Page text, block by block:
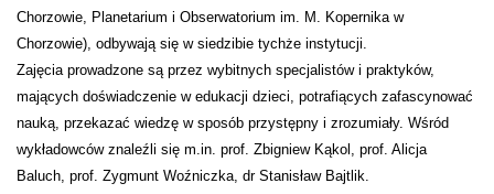
Chorzowie, Planetarium i Obserwatorium im. M. Kopernika w
Chorzowie), odbywają się w siedzibie tychże instytucji.
Zajęcia prowadzone są przez wybitnych specjalistów i praktyków,
mających doświadczenie w edukacji dzieci, potrafiących zafascynować
nauką, przekazać wiedzę w sposób przystępny i zrozumiały. Wśród
wykładowców znaleźli się m.in. prof. Zbigniew Kąkol, prof. Alicja
Baluch, prof. Zygmunt Woźniczka, dr Stanisław Bajtlik.